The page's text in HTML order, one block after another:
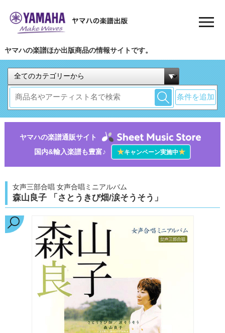
ヤマハの楽譜ほか出版商品の情報サイトです。
条件を追加
ヤマハの楽譜通販サイト
国内&輸入楽譜も豊富♪
★キャンペーン実施中★
女声三部合唱 女声合唱ミニアルバム
森山良子 「さとうきび畑/涙そうそう」